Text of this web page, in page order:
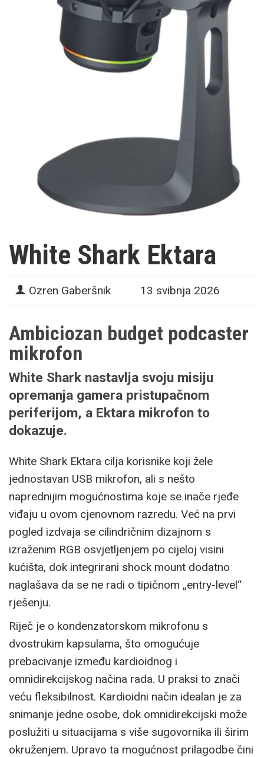
White Shark Ektara
Ozren Gaberšnik 13 svibnja 2026
Ambiciozan budget podcaster
mikrofon
White Shark nastavlja svoju misiju
opremanja gamera pristupačnom
periferijom, a Ektara mikrofon to
dokazuje.
White Shark Ektara cilja korisnike koji žele
jednostavan USB mikrofon, ali s nešto
naprednijim mogućnostima koje se inače rjeđe
viđaju u ovom cjenovnom razredu. Već na prvi
pogled izdvaja se cilindričnim dizajnom s
izraženim RGB osvjetljenjem po cijeloj visini
kućišta, dok integrirani shock mount dodatno
naglašava da se ne radi o tipičnom „entry-level“
rješenju.
Riječ je o kondenzatorskom mikrofonu s
dvostrukim kapsulama, što omogućuje
prebacivanje između kardioidnog i
omnidirekcijskog načina rada. U praksi to znači
veću fleksibilnost. Kardioidni način idealan je za
snimanje jedne osobe, dok omnidirekcijski može
poslužiti u situacijama s više sugovornika ili širim
okruženjem. Upravo ta mogućnost prilagodbe čini